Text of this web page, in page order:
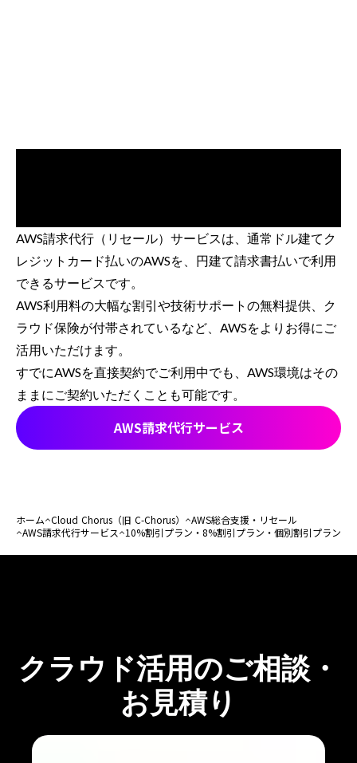
AWS請求代行（リセール）サービスは、通常ドル建てク
レジットカード払いのAWSを、円建て請求書払いで利用
できるサービスです。
AWS利用料の大幅な割引や技術サポートの無料提供、ク
ラウド保険が付帯されているなど、AWSをよりお得にご
活用いただけます。
すでにAWSを直接契約でご利用中でも、AWS環境はその
ままにご契約いただくことも可能です。
AWS請求代行サービス
ホーム Cloud Chorus（旧 C-Chorus）
AWS総合支援・リセール
AWS請求代行サービス
10%割引プラン・8%割引プラン・個別割引プラン
クラウド活用のご相談・
お見積り